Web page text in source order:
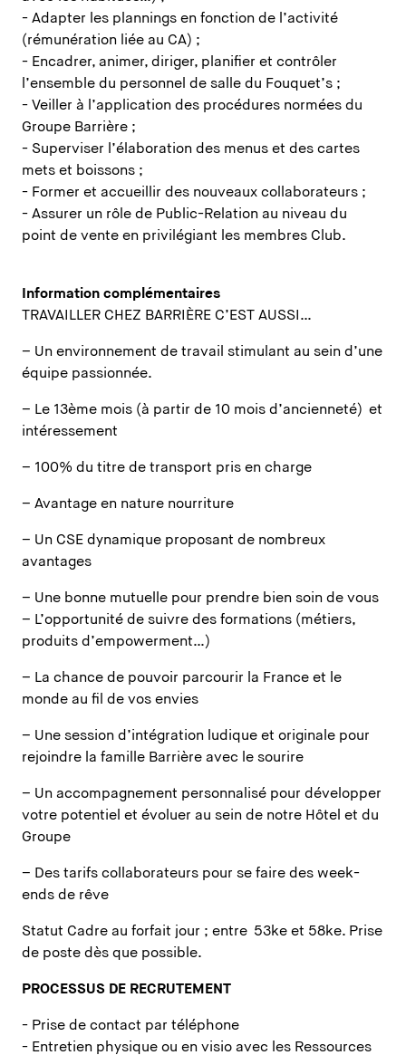
- Adapter les plannings en fonction de l’activité
(rémunération liée au CA) ;
- Encadrer, animer, diriger, planifier et contrôler
l’ensemble du personnel de salle du Fouquet’s ;
- Veiller à l’application des procédures normées du
Groupe Barrière ;
- Superviser l’élaboration des menus et des cartes
mets et boissons ;
- Former et accueillir des nouveaux collaborateurs ;
- Assurer un rôle de Public-Relation au niveau du
point de vente en privilégiant les membres Club.
Information complémentaires
TRAVAILLER CHEZ BARRIÈRE C’EST AUSSI…
– Un environnement de travail stimulant au sein d’une
équipe passionnée.
– Le 13ème mois (à partir de 10 mois d’ancienneté) et
intéressement
– 100% du titre de transport pris en charge
– Avantage en nature nourriture
– Un CSE dynamique proposant de nombreux
avantages
– Une bonne mutuelle pour prendre bien soin de vous
– L’opportunité de suivre des formations (métiers,
produits d’empowerment…)
– La chance de pouvoir parcourir la France et le
monde au fil de vos envies
– Une session d’intégration ludique et originale pour
rejoindre la famille Barrière avec le sourire
– Un accompagnement personnalisé pour développer
votre potentiel et évoluer au sein de notre Hôtel et du
Groupe
– Des tarifs collaborateurs pour se faire des week-
ends de rêve
Statut Cadre au forfait jour ; entre 53ke et 58ke. Prise
de poste dès que possible.
PROCESSUS DE RECRUTEMENT
- Prise de contact par téléphone
- Entretien physique ou en visio avec les Ressources